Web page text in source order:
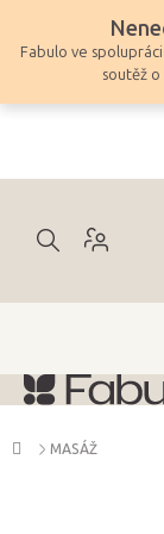
obsahFabulo ve
soutěž
Domů
MASÁŽ